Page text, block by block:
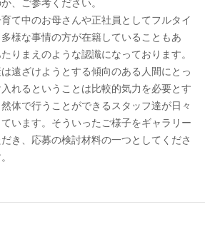
、ご参考ください。
て中のお母さんや正社員としてフルタイ
様な事情の方が在籍していることもあ
りまえのような認識になっております。
遠ざけようとする傾向のある人間にとっ
れるということは比較的気力を必要とす
体で行うことができるスタッフ達が日々
います。そういったご様子をギャラリー
き、応募の検討材料の一つとしてくださ